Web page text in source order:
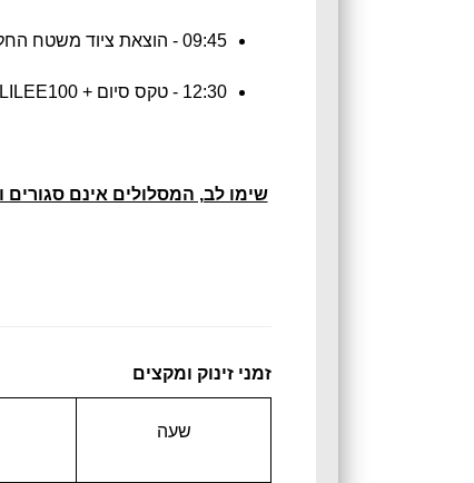
09:45 - הוצאת ציוד משטח החלפה - זמן משוער
12:30 - טקס סיום +
שימו לב, המסלולים אינם
זמני זינוק ומקצים
שעה